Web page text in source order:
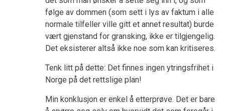
følge av dommen (som sett i lys av faktum i alle
normale tilfeller ville gitt et annet resultat) burde
vært gjenstand for gransking, ikke er tilgjengelig.
Det eksisterer altså ikke noe som kan kritiseres.
Tenk litt på dette: Det finnes ingen ytringsfrihet i
Norge på det rettslige plan!
Min konklusjon er enkel å etterprøve. Det er bare